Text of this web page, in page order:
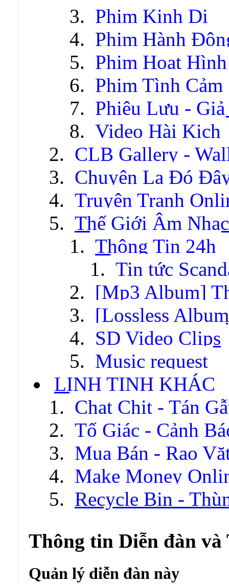
Phim Kinh Dị
Phim Hành
Phim Hoạt Hình
Phim Tình Cảm
Phiêu Lưu -
Video Hài Kịch
CLB Gallery -
Chuyện Lạ Đó
Truyện Tranh
Thế Giới Âm Nhạc
Thông Tin 24h
Tin tức
[Mp3 Album]
[Lossless
SD Video Clips
Music request
LINH TINH KHÁC
Chat Chit - Tán
Tố Giác - Cảnh
Mua Bán - Rao
Make Money
Recycle Bin -
Thông tin Diễn đàn và
Quản lý diễn đàn này